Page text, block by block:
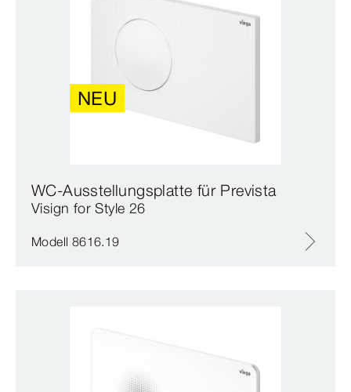
NEU
WC-Ausstellungsplatte für Prevista
Visign for Style 26
Modell 8616.19